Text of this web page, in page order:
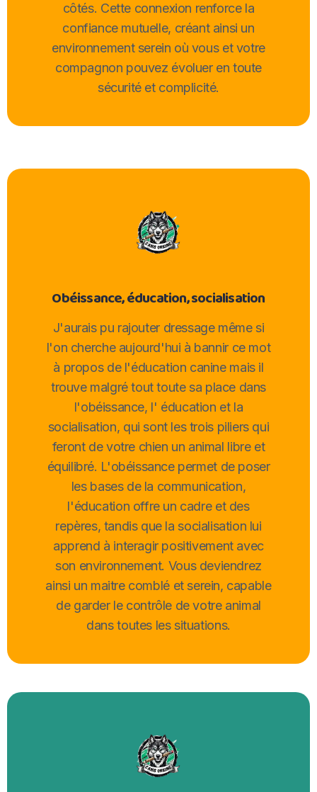
côtés. Cette connexion renforce la
confiance mutuelle, créant ainsi un
environnement serein où vous et votre
compagnon pouvez évoluer en toute
sécurité et complicité.
Obéissance, éducation, socialisation
J'aurais pu rajouter dressage même si
l'on cherche aujourd'hui à bannir ce mot
à propos de l'éducation canine mais il
trouve malgré tout toute sa place dans
l'obéissance, l' éducation et la
socialisation, qui sont les trois piliers qui
feront de votre chien un animal libre et
équilibré. L'obéissance permet de poser
les bases de la communication,
l'éducation offre un cadre et des
repères, tandis que la socialisation lui
apprend à interagir positivement avec
son environnement. Vous deviendrez
ainsi un maitre comblé et serein, capable
de garder le contrôle de votre animal
dans toutes les situations.